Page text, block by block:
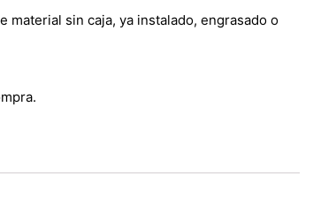
material sin caja, ya instalado, engrasado o